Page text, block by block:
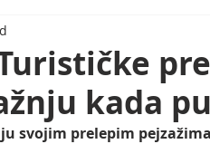
kada
svojim prelepim